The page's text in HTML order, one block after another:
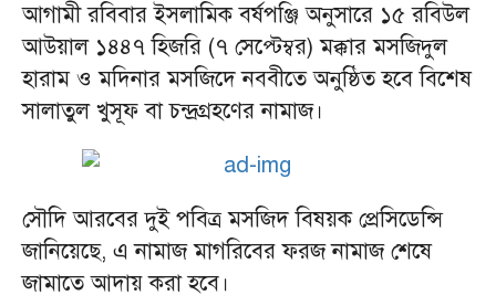
আগামী রবিবার ইসলামিক বর্ষপঞ্জি অনুসারে ১৫ রবিউল
আউয়াল ১৪৪৭ হিজরি (৭ সেপ্টেম্বর) মক্কার মসজিদুল
হারাম ও মদিনার মসজিদে নববীতে অনুষ্ঠিত হবে বিশেষ
সালাতুল খুসূফ বা চন্দ্রগ্রহণের নামাজ।
সৌদি আরবের দুই পবিত্র মসজিদ বিষয়ক প্রেসিডেন্সি
জানিয়েছে, এ নামাজ মাগরিবের ফরজ নামাজ শেষে
জামাতে আদায় করা হবে।